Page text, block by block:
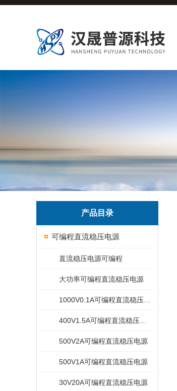
产品目录
可编程直流稳压电源
直流稳压电源可编程
大功率可编程直流稳压电源
500V2A可编程直流稳压电源
500V1A可编程直流稳压电源
30V20A可编程直流稳压电源